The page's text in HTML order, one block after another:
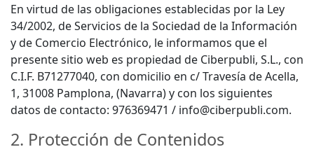
En virtud de las obligaciones establecidas por la Ley
34/2002, de Servicios de la Sociedad de la Información
y de Comercio Electrónico, le informamos que el
presente sitio web es propiedad de Ciberpubli, S.L., con
C.I.F. B71277040, con domicilio en c/ Travesía de Acella,
1, 31008 Pamplona, (Navarra) y con los siguientes
datos de contacto: 976369471 / info@ciberpubli.com.
2. Protección de Contenidos